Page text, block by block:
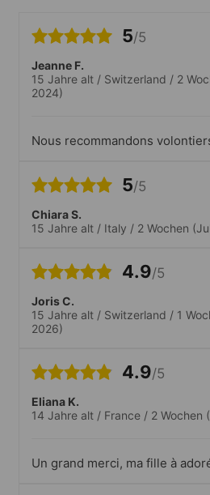
5/5
Jeanne F.
15 Jahre alt / Switzerland / 2
2024)
Nous recommandons
5/5
Chiara S.
15 Jahre alt / Italy / 2 Wochen
4.9/5
Joris C.
15 Jahre alt / Switzerland / 1
2026)
4.9/5
Eliana K.
14 Jahre alt / France / 2 Wochen
Un grand merci, ma fille à